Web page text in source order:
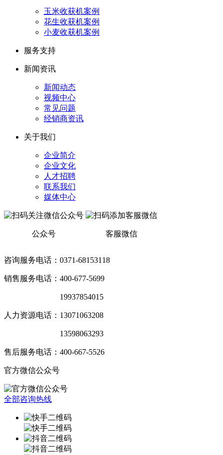
玉米收获机案例
花生收获机案例
小麦收获机案例
服务支持
新闻资讯
新闻动态
视频中心
常见问题
经销商资讯
关于我们
企业简介
企业文化
人才招聘
联系我们
媒体中心
公众号 客服微信
咨询服务电话：0371-68153118
销售服务电话：400-677-5699
19937854015
人力资源电话：13071063208
13598063293
售后服务电话：400-667-5526
官方微信公众号
全部咨询热线